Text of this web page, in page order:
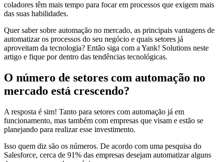
coladores têm mais tempo para focar em processos que exigem mais
das suas habilidades.
Quer saber sobre automação no mercado, as principais vantagens de
automatizar os processos do seu negócio e quais setores já
aproveitam da tecnologia? Então siga com a Yank! Solutions neste
artigo e fique por dentro das tendências tecnológicas.
O número de setores com automação no
mercado está crescendo?
A resposta é sim! Tanto para setores com automação já em
funcionamento, mas também com empresas que visam e estão se
planejando para realizar esse investimento.
Isso quem diz são os números. De acordo com uma pesquisa do
Salesforce, cerca de 91% das empresas desejam automatizar alguns